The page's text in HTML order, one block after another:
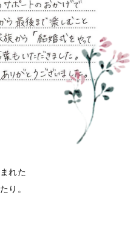
れた
り。